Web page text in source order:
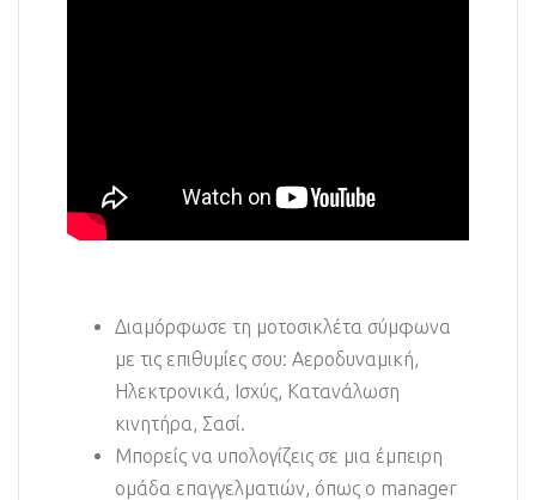
Διαμόρφωσε τη μοτοσικλέτα σύμφωνα
με τις επιθυμίες σου: Αεροδυναμική,
Ηλεκτρονικά, Ισχύς, Kατανάλωση
κινητήρα, Σασί.
Μπορείς να υπολογίζεις σε μια έμπειρη
ομάδα επαγγελματιών, όπως ο manager